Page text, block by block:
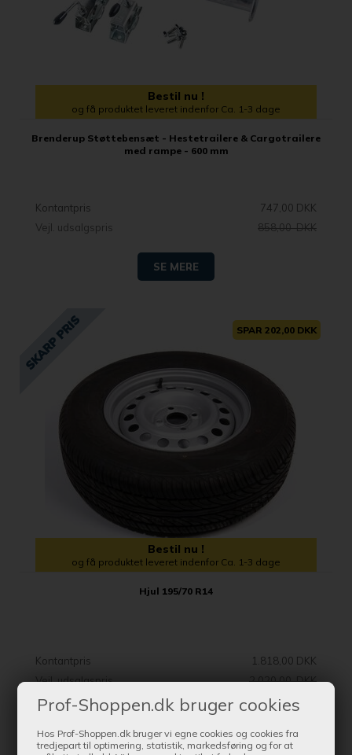
Prof-Shoppen.dk bruger cookies
Hos Prof-Shoppen.dk bruger vi egne cookies og cookies fra
tredjepart til optimering, statistik, markedsføring og for at
Bestil nu !
og få produktet leveret indenfor Ca. 1-3 dage
Brenderup Støttebensæt - Hestetrailere & Cargotrailere
med rampe - 600 mm
Kontantpris
747,00 DKK
Vejl. udsalgspris
858,00 DKK
SE MERE
SPAR 202,00 DKK
Bestil nu !
og få produktet leveret indenfor Ca. 1-3 dage
Hjul 195/70 R14
Kontantpris
1.818,00 DKK
Vejl. udsalgspris
2.020,00 DKK